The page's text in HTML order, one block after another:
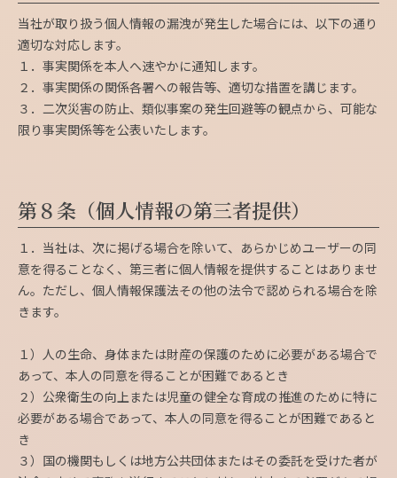
当社が取り扱う個人情報の漏洩が発生した場合には、以下の通り
適切な対応します。
１．事実関係を本人へ速やかに通知します。
２．事実関係の関係各署への報告等、適切な措置を講じます。
３．二次災害の防止、類似事案の発生回避等の観点から、可能な
限り事実関係等を公表いたします。
第８条（個人情報の第三者提供）
１．当社は、次に掲げる場合を除いて、あらかじめユーザーの同
意を得ることなく、第三者に個人情報を提供することはありませ
ん。ただし、個人情報保護法その他の法令で認められる場合を除
きます。
１）人の生命、身体または財産の保護のために必要がある場合で
あって、本人の同意を得ることが困難であるとき
２）公衆衛生の向上または児童の健全な育成の推進のために特に
必要がある場合であって、本人の同意を得ることが困難であると
き
３）国の機関もしくは地方公共団体またはその委託を受けた者が